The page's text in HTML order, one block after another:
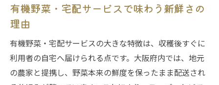
有機野菜・宅配サービスで味わう新鮮さの
理由
有機野菜・宅配サービスの大きな特徴は、収穫後すぐに
利用者の自宅へ届けられる点です。大阪府内では、地元
の農家と提携し、野菜本来の鮮度を保ったまま配送され